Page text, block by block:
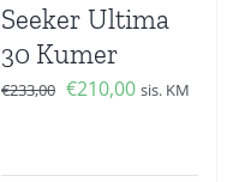
Seeker Ultima
30 Kumer
€233,00 Algne
€210,00Current
sis. KM